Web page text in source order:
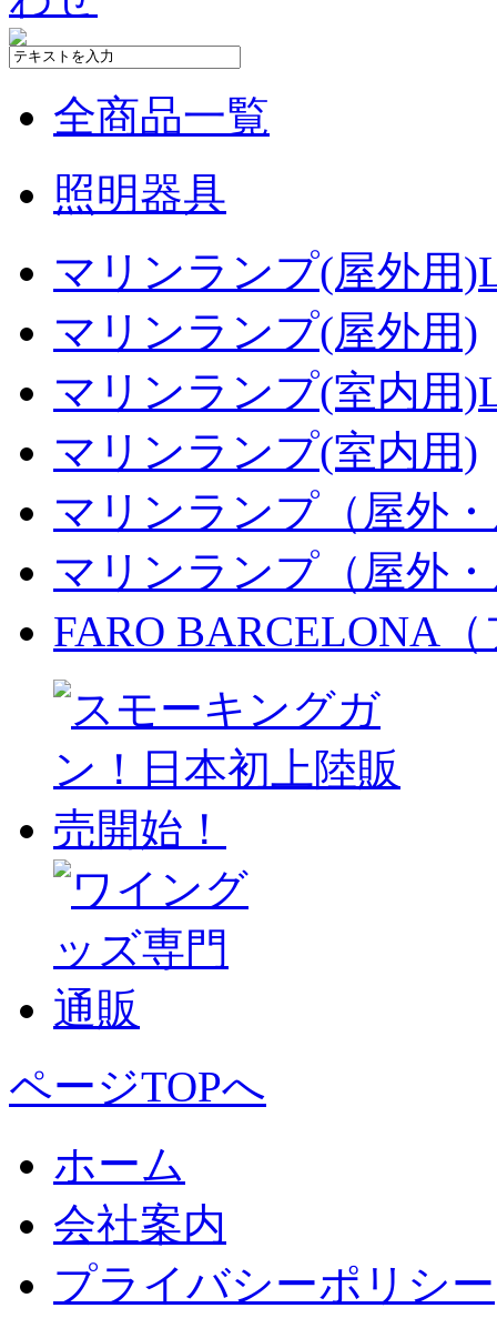
全商品一覧
照明器具
マリンランプ(屋外用
マリンランプ(屋外用)
マリンランプ(室内用
マリンランプ(室内用)
マリンランプ（屋外
マリンランプ（屋外
FARO BARCELONA
ページTOPへ
ホーム
会社案内
プライバシーポリシー